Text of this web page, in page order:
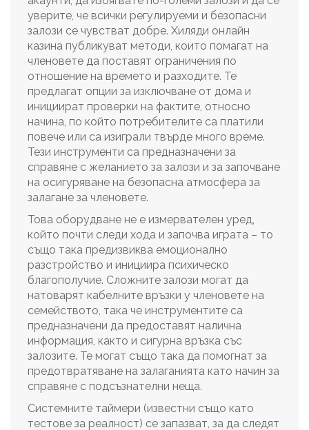
уверите, че всички регулируеми и безопасни
залози се чувстват добре. Хиляди онлайн
казина публикуват методи, които помагат на
членовете да поставят ограничения по
отношение на времето и разходите. Те
предлагат опции за изключване от дома и
инициират проверки на фактите, относно
начина, по който потребителите са платили
повече или са изиграли твърде много време.
Тези инструменти са предназначени за
справяне с желанието за залози и за започване
на осигуряване на безопасна атмосфера за
залагане за членовете.
Това оборудване не е измервателен уред,
който почти следи хода и започва играта – то
също така предизвиква емоционално
разстройство и инициира психическо
благополучие. Сложните залози могат да
натоварят кабелните връзки у членовете на
семейството, така че инструментите са
предназначени да предоставят налична
информация, както и сигурна връзка със
залозите. Те могат също така да помогнат за
предотвратяване на залаганията като начин за
справяне с подсъзнателни неща.
Системните таймери (известни също като
тестове за реалност) се запазват, за да следят